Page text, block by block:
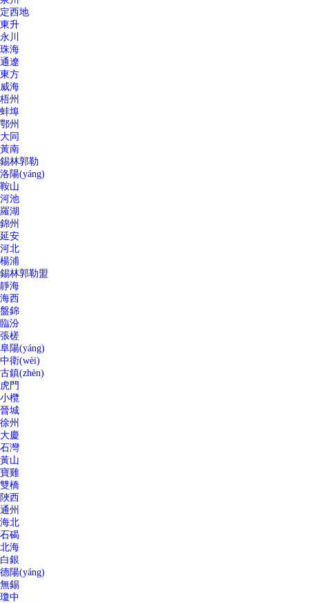
定西地
東升
永川
珠海
通遼
東方
威海
梧州
蚌埠
鄂州
大同
黃南
錫林郭勒
洛陽(yáng)
鞍山
河池
羅湖
錦州
延安
河北
楊浦
錫林郭勒盟
靜海
海西
盤錦
臨汾
張槎
阜陽(yáng)
中衛(wèi)
古鎮(zhèn)
虎門
小欖
晉城
徐州
大慶
石灣
黃山
寶雞
雙橋
陜西
通州
海北
石碣
北海
白銀
德陽(yáng)
無錫
瓊中